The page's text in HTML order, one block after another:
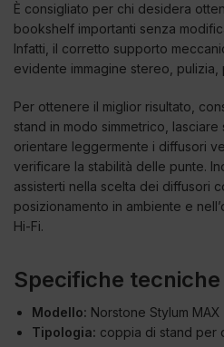
È consigliato per chi desidera
bookshelf importanti senza
Infatti, il corretto supporto
evidente immagine stereo,
Per ottenere il miglior risultato,
stand in modo simmetrico, lasciare
orientare leggermente i diffusori
verificare la stabilità delle punte.
assisterti nella scelta dei diffusori
posizionamento in ambiente e
Hi-Fi.
Specifiche tecniche
Modello: Norstone Stylum MAX
Tipologia: coppia di stand per